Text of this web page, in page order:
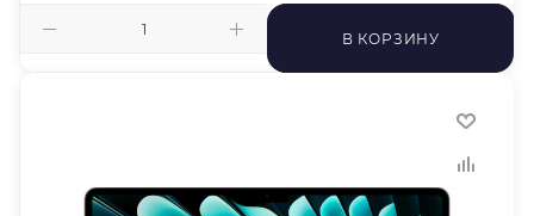
В КОРЗИНУ